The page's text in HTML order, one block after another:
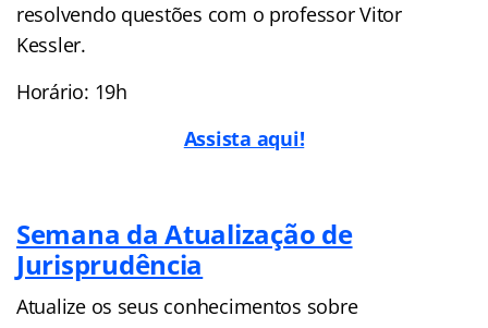
resolvendo questões com o professor Vitor
Kessler.
Horário: 19h
Assista aqui!
Semana da Atualização de
Jurisprudência
Atualize os seus conhecimentos sobre